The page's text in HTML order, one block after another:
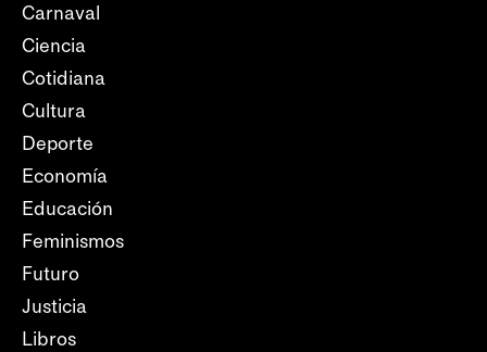
Carnaval
Ciencia
Cotidiana
Cultura
Deporte
Economía
Educación
Feminismos
Futuro
Justicia
Libros